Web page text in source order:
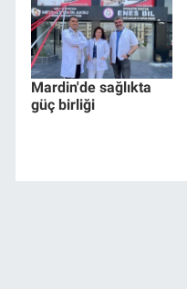
Mardin'de sağlıkta
güç birliği